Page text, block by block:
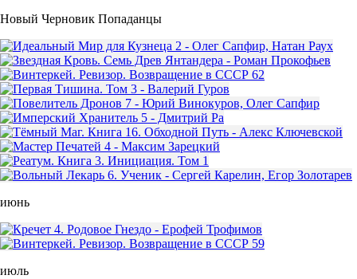
Новый Черновик Попаданцы
июнь
июль